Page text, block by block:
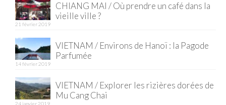
CHIANG MAI / Où prendre un café dans la
vieille ville ?
21 février 2019
VIETNAM / Environs de Hanoï : la Pagode
Parfumée
14 février 2019
VIETNAM / Explorer les rizières dorées de
Mu Cang Chai
24 janvier 2019